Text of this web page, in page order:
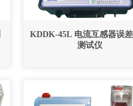
KDDK-45L 电流互感器误
测试仪